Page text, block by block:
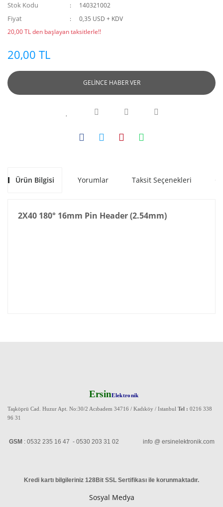
Stok Kodu 140321002
Fiyat
0,35 USD + KDV
20,00 TL den başlayan taksitlerle!!
20,00 TL
GELİNCE HABER VER
Ürün Bilgisi Yorumlar Taksit Seçenekleri
2X40 180° 16mm Pin Header (2.54mm)
ErsinElektronik
Taşköprü Cad. Huzur Apt. No:30/2 Acıbadem 34716 / Kadıköy / Istanbul Tel : 0216 338
96 31
GSM : 0532 235 16 47 - 0530 203 31 02 info @ ersinelektronik.com
Kredi kartı bilgileriniz 128Bit SSL Sertifikası ile korunmaktadır.
Sosyal Medya